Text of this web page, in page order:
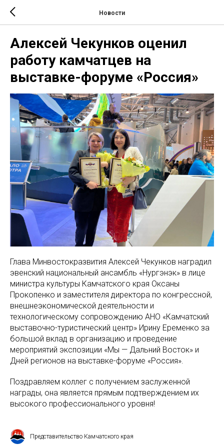
Новости
Алексей Чекунков оценил
работу камчатцев на
выставке-форуме «Россия»
Глава Минвостокразвития Алексей Чекунков наградил
эвенский национальный ансамбль «Нургэнэк» в лице
министра культуры Камчатского края Оксаны
Прокопенко и заместителя директора по конгрессной,
внешнеэкономической деятельности и
технологическому сопровождению АНО «Камчатский
выставочно-туристический центр» Ирину Еременко за
большой вклад в организацию и проведение
мероприятий экспозиции «Мы — Дальний Восток» и
Дней регионов на выставке-форуме «Россия».
Поздравляем коллег с получением заслуженной
награды, она является прямым подтверждением их
высокого профессионального уровня!
Представительство Камчатского края